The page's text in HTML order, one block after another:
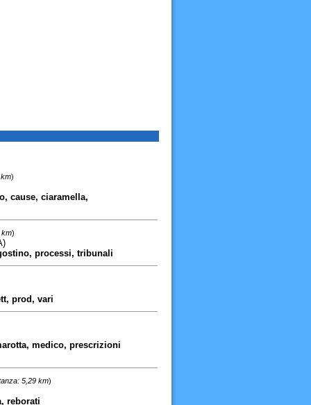
)
cause, ciaramella,
km)
processi, tribunali
prod, vari
medico, prescrizioni
5,29 km)
reborati